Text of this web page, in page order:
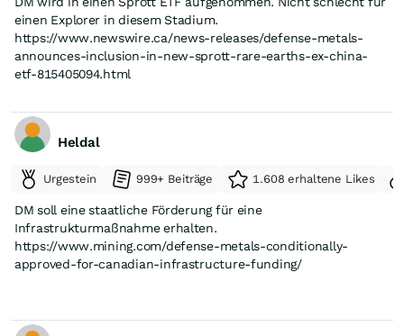
einen Explorer in diesem Stadium.
https://www.newswire.ca/news-releases/defense-metals-
announces-inclusion-in-new-sprott-rare-earths-ex-china-
etf-815405094.html
Heldal
Urgestein 999+ Beiträge 1.608 erhaltene Likes
DM soll eine staatliche Förderung für eine
Infrastrukturmaßnahme erhalten.
https://www.mining.com/defense-metals-conditionally-
approved-for-canadian-infrastructure-funding/